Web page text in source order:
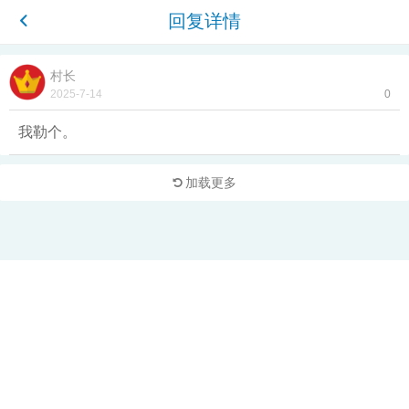
回复详情
村长
2025-7-14 0
我勒个。
加载更多